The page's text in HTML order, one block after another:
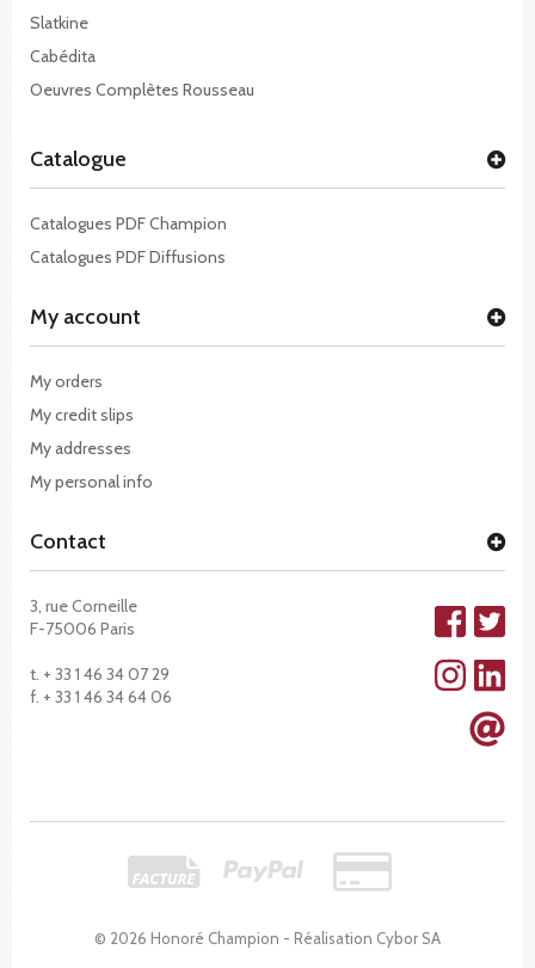
© 2026 Honoré Champion - Réalisation Cybor SA
Slatkine
Cabédita
Oeuvres Complètes Rousseau
Catalogue
Catalogues PDF Champion
Catalogues PDF Diffusions
My account
My orders
My credit slips
My addresses
My personal info
Contact
3, rue Corneille
F-75006 Paris
t. + 33 1 46 34 07 29
f. + 33 1 46 34 64 06